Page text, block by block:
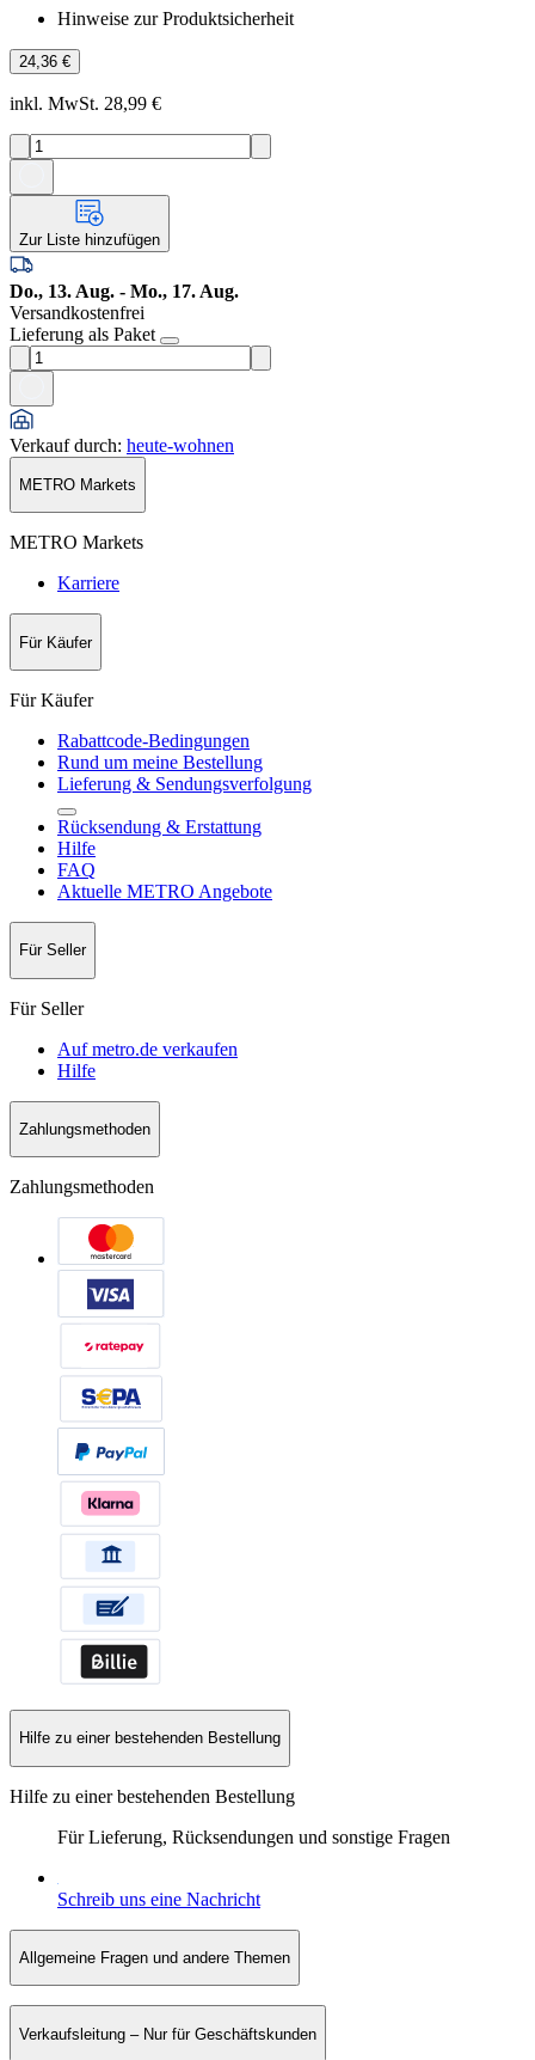
Hinweise zur Produktsicherheit
24,36 €
inkl. MwSt. 28,99 €
Zur Liste hinzufügen
Do., 13. Aug. - Mo., 17. Aug.
Versandkostenfrei
Lieferung als Paket
Verkauf durch: heute-wohnen
METRO Markets
METRO Markets
Karriere
Für Käufer
Für Käufer
Rabattcode-Bedingungen
Rund um meine Bestellung
Lieferung & Sendungsverfolgung
Rücksendung & Erstattung
Hilfe
FAQ
Aktuelle METRO Angebote
Für Seller
Für Seller
Auf metro.de verkaufen
Hilfe
Zahlungsmethoden
Zahlungsmethoden
Hilfe zu einer bestehenden Bestellung
Hilfe zu einer bestehenden Bestellung
Für Lieferung, Rücksendungen und sonstige Fragen
Schreib uns eine Nachricht
Allgemeine Fragen und andere Themen
Verkaufsleitung – Nur für Geschäftskunden